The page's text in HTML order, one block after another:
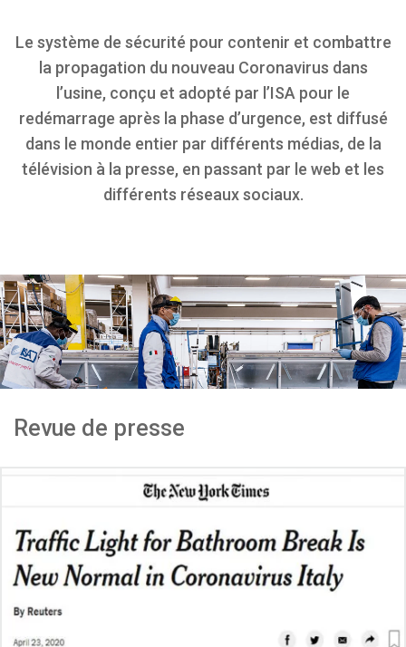
Le système de sécurité pour contenir et combattre
la propagation du nouveau Coronavirus dans
l’usine, conçu et adopté par l’ISA pour le
redémarrage après la phase d’urgence, est diffusé
dans le monde entier par différents médias, de la
télévision à la presse, en passant par le web et les
différents réseaux sociaux.
Revue de presse